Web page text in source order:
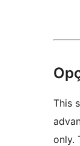
This
only.